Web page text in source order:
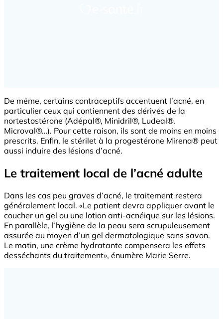
De même, certains contraceptifs accentuent l’acné, en
particulier ceux qui contiennent des dérivés de la
nortestostérone (Adépal®, Minidril®, Ludeal®,
Microval®…). Pour cette raison, ils sont de moins en moins
prescrits. Enfin, le stérilet à la progestérone Mirena® peut
aussi induire des lésions d’acné.
Le traitement local de l’acné adulte
Dans les cas peu graves d’acné, le traitement restera
généralement local. «Le patient devra appliquer avant le
coucher un gel ou une lotion anti-acnéique sur les lésions.
En parallèle, l’hygiène de la peau sera scrupuleusement
assurée au moyen d’un gel dermatologique sans savon.
Le matin, une crème hydratante compensera les effets
desséchants du traitement», énumère Marie Serre.